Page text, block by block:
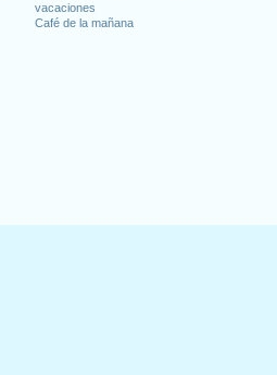
vacaciones
Café de la mañana